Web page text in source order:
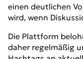
einen deutlichen
wird, wenn
Die Plattform
daher regelmäßig